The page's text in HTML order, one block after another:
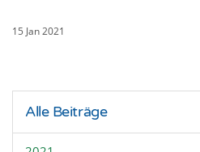
15 Jan 2021
Alle Beiträge